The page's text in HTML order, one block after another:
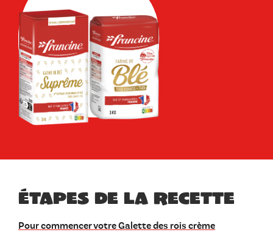
Étapes de la recette
Pour commencer votre Galette des rois crème